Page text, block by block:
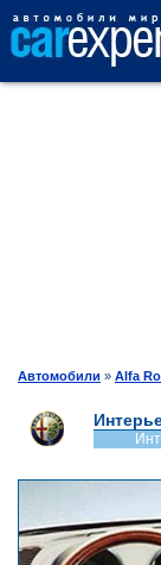
Автомобили » Alfa